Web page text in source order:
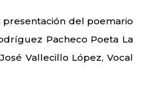
presentación del poemario
Pacheco Poeta La
Vallecillo López, Vocal